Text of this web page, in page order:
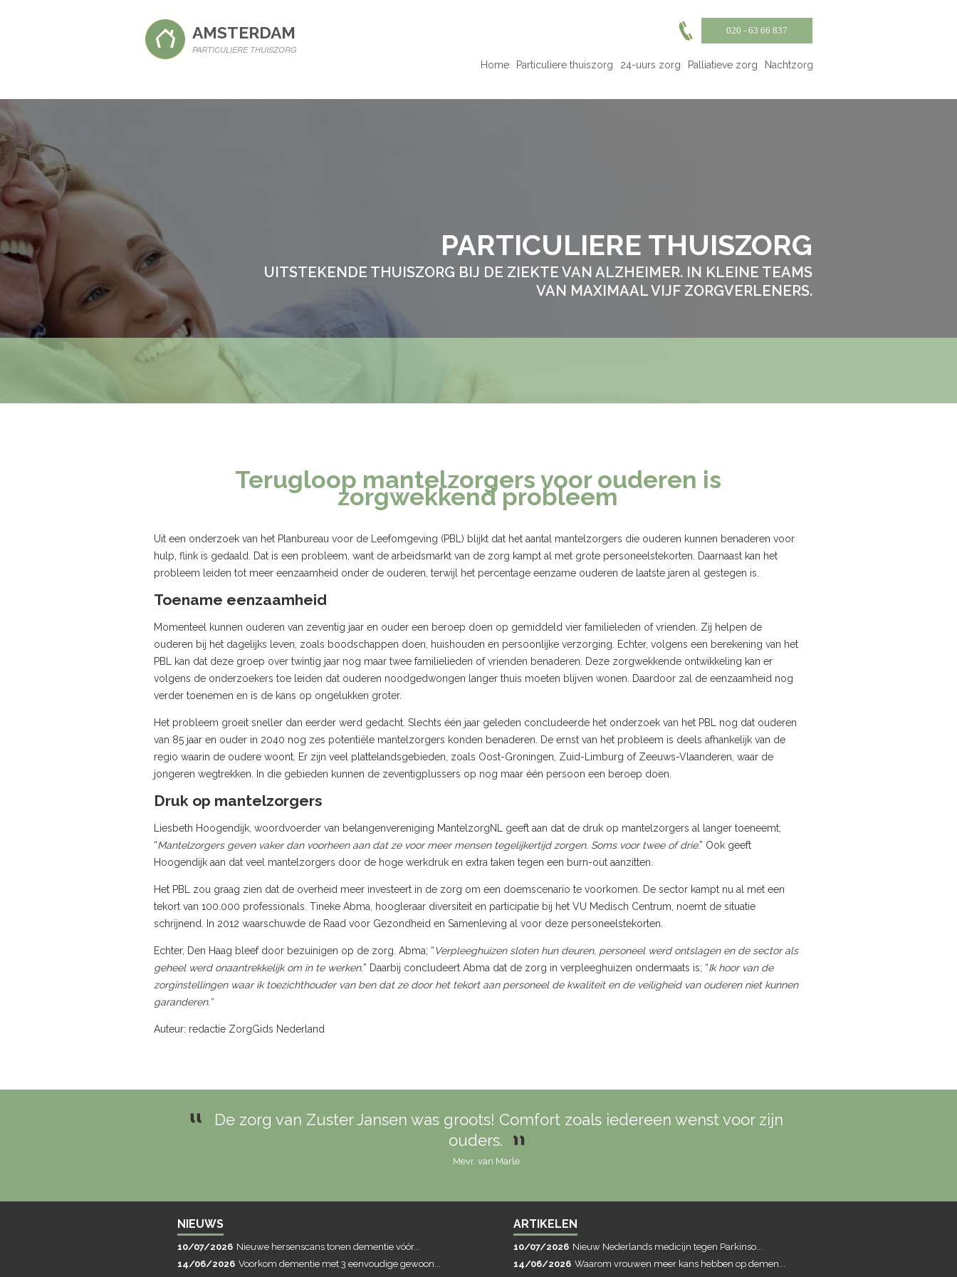
AMSTERDAM
PARTICULIERE THUISZORG
020 - 63 66 837
Home Particuliere thuiszorg 24-uurs zorg Palliatieve zorg Nachtzorg
PARTICULIERE THUISZORG
UITSTEKENDE THUISZORG BIJ DE ZIEKTE VAN ALZHEIMER. IN KLEINE TEAMS
VAN MAXIMAAL VIJF ZORGVERLENERS.
Terugloop mantelzorgers voor ouderen is
zorgwekkend probleem
Uit een onderzoek van het Planbureau voor de Leefomgeving (PBL) blijkt dat het aantal mantelzorgers die ouderen kunnen benaderen voor
hulp, flink is gedaald. Dat is een probleem, want de arbeidsmarkt van de zorg kampt al met grote personeelstekorten. Daarnaast kan het
probleem leiden tot meer eenzaamheid onder de ouderen, terwijl het percentage eenzame ouderen de laatste jaren al gestegen is.
Toename eenzaamheid
Momenteel kunnen ouderen van zeventig jaar en ouder een beroep doen op gemiddeld vier familieleden of vrienden. Zij helpen de
ouderen bij het dagelijks leven, zoals boodschappen doen, huishouden en persoonlijke verzorging. Echter, volgens een berekening van het
PBL kan dat deze groep over twintig jaar nog maar twee familielieden of vrienden benaderen. Deze zorgwekkende ontwikkeling kan er
volgens de onderzoekers toe leiden dat ouderen noodgedwongen langer thuis moeten blijven wonen. Daardoor zal de eenzaamheid nog
verder toenemen en is de kans op ongelukken groter.
Het probleem groeit sneller dan eerder werd gedacht. Slechts één jaar geleden concludeerde het onderzoek van het PBL nog dat ouderen
van 85 jaar en ouder in 2040 nog zes potentiële mantelzorgers konden benaderen. De ernst van het probleem is deels afhankelijk van de
regio waarin de oudere woont. Er zijn veel plattelandsgebieden, zoals Oost-Groningen, Zuid-Limburg of Zeeuws-Vlaanderen, waar de
jongeren wegtrekken. In die gebieden kunnen de zeventigplussers op nog maar één persoon een beroep doen.
Druk op mantelzorgers
Liesbeth Hoogendijk, woordvoerder van belangenvereniging MantelzorgNL geeft aan dat de druk op mantelzorgers al langer toeneemt;
“Mantelzorgers geven vaker dan voorheen aan dat ze voor meer mensen tegelijkertijd zorgen. Soms voor twee of drie.” Ook geeft
Hoogendijk aan dat veel mantelzorgers door de hoge werkdruk en extra taken tegen een burn-out aanzitten.
Het PBL zou graag zien dat de overheid meer investeert in de zorg om een doemscenario te voorkomen. De sector kampt nu al met een
tekort van 100.000 professionals. Tineke Abma, hoogleraar diversiteit en participatie bij het VU Medisch Centrum, noemt de situatie
schrijnend. In 2012 waarschuwde de Raad voor Gezondheid en Samenleving al voor deze personeelstekorten.
Echter, Den Haag bleef door bezuinigen op de zorg. Abma; “Verpleeghuizen sloten hun deuren, personeel werd ontslagen en de sector als
geheel werd onaantrekkelijk om in te werken.” Daarbij concludeert Abma dat de zorg in verpleeghuizen ondermaats is; “Ik hoor van de
zorginstellingen waar ik toezichthouder van ben dat ze door het tekort aan personeel de kwaliteit en de veiligheid van ouderen niet kunnen
garanderen.”
Auteur: redactie ZorgGids Nederland
De zorg van Zuster Jansen was groots! Comfort zoals iedereen wenst voor zijn
ouders.
Mevr. van Marle
NIEUWS
10/07/2026 Nieuwe hersenscans tonen dementie vóór...
14/06/2026 Voorkom dementie met 3 eenvoudige gewoon...
ARTIKELEN
10/07/2026 Nieuw Nederlands medicijn tegen Parkinso...
14/06/2026 Waarom vrouwen meer kans hebben op demen...